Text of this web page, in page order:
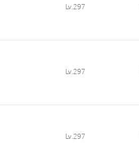
Lv.297
Lv.297
Lv.297